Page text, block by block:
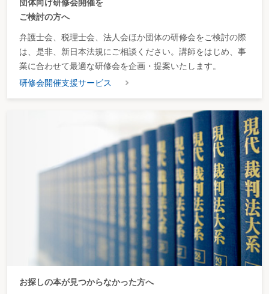
団体向け研修会開催を
ご検討の方へ
弁護士会、税理士会、法人会ほか団体の研修会をご検討の際
は、是非、新日本法規にご相談ください。講師をはじめ、事
業に合わせて最適な研修会を企画・提案いたします。
研修会開催支援サービス
お探しの本が見つからなかった方へ